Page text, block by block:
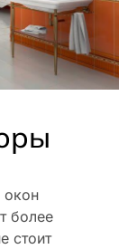
окон
более
стоит